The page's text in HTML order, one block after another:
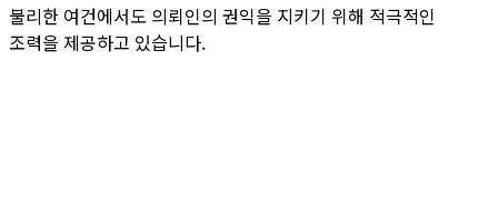
불리한 여건에서도 의뢰인의 권익을 지키기 위해 적극적인
조력을 제공하고 있습니다.